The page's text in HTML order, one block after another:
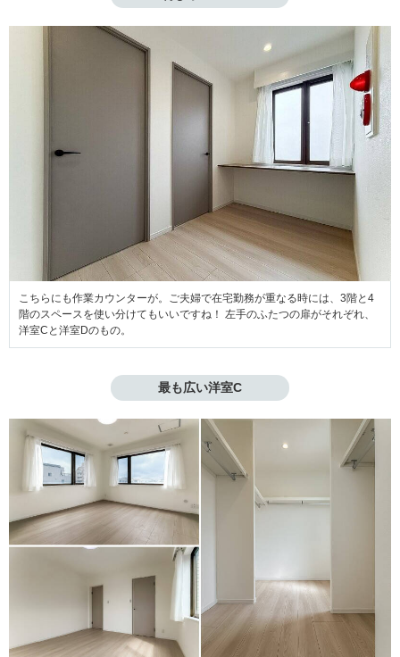
こちらにも作業カウンターが。ご夫婦で在宅勤務が重なる時には、3階と4
階のスペースを使い分けてもいいですね！ 左手のふたつの扉がそれぞれ、
洋室Cと洋室Dのもの。
最も広い洋室C